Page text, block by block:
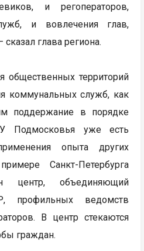
и регоператоров,
и вовлечения глав,
глава региона.
общественных территорий
коммунальных служб, как
поддержание в порядке
Подмосковья уже есть
опыта других
Санкт-Петербурга
центр, объединяющий
профильных ведомств
В центр стекаются
граждан.